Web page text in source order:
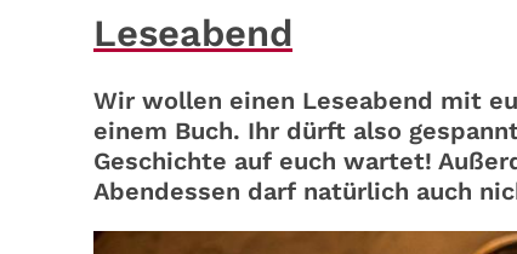
Leseabend
Wir wollen einen Leseabend mit
einem Buch. Ihr dürft also
Geschichte auf euch wartet!
Abendessen darf natürlich auch